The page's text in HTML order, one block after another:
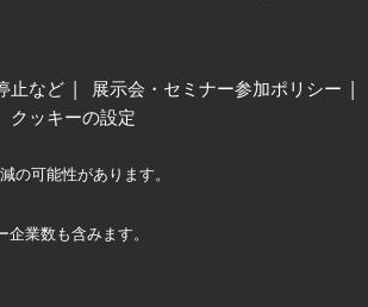
止など 展示会・セミナー参加ポリシー
クッキーの設定
の可能性があります。
業数も含みます。